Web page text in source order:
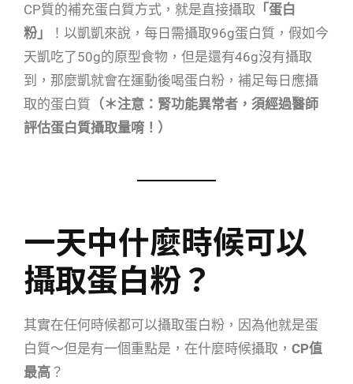
CP質的補充蛋白質方式，就是直接攝取 「蛋白
粉」
！以凱凱來說，每日需攝取96g蛋白質，假如今
天凱吃了50g的原型食物，但是還有46g沒有攝取
到，那麼凱就會在運動後喝蛋白粉，補足每日應攝
取的蛋白質 （＊注意：腎功能異常者，須經過醫師
評估蛋白質攝取量唷！）
一天中什麼時候可以
攝取蛋白粉？
其實在任何時候都可以攝取蛋白粉，因為他就是蛋
白質～但是有一個重點是，在什麼時候攝取， CP值
最高 ？